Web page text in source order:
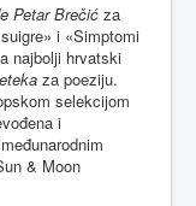
Petar Brečić za
i «Simptomi
najbolji hrvatski
za poeziju.
selekcijom
i
& Moon